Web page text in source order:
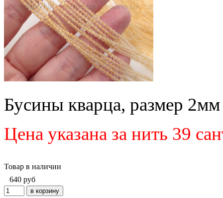
Бусины кварца, размер
Цена указана за нить 39
Товар в наличии
640 руб